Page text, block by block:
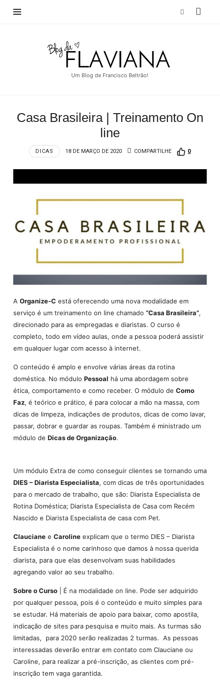
Blog
da
FlavianaUm Blog de Francisco Beltrão!
Casa Brasileira | Treinamento On
line
DICAS 18 DE MARÇO DE 2020 COMPARTILHE 0
A Organize-C está oferecendo uma nova modalidade em
serviço é um treinamento on line chamado “Casa Brasileira”,
direcionado para as empregadas e diaristas. O curso é
completo, todo em vídeo aulas, onde a pessoa poderá assistir
em qualquer lugar com acesso à internet.
O conteúdo é amplo e envolve várias áreas da rotina
doméstica. No módulo Pessoal há uma abordagem sobre
ética, comportamento e como receber. O módulo de Como
Faz, é teórico e prático, é para colocar a mão na massa, com
dicas de limpeza, indicações de produtos, dicas de como lavar,
passar, dobrar e guardar as roupas. Também é ministrado um
módulo de Dicas de Organização.
Um módulo Extra de como conseguir clientes se tornando uma
DIES – Diarista Especialista, com dicas de três oportunidades
para o mercado de trabalho, que são: Diarista Especialista de
Rotina Doméstica; Diarista Especialista de Casa com Recém
Nascido e Diarista Especialista de casa com Pet.
Claucianee Carolineexplicam que o termo DIES – Diarista
Especialista é o nome carinhoso que damos à nossa querida
diarista, para que elas desenvolvam suas habilidades
agregando valor ao seu trabalho.
Sobre o Curso| É na modalidade on line. Pode ser adquirido
por qualquer pessoa, pois é o conteúdo e muito simples para
se estudar. Há materiais de apoio para baixar, como apostila,
indicação de sites para pesquisa e muito mais. As turmas são
limitadas, para 2020 serão realizadas 2 turmas. As pessoas
interessadas deverão entrar em contato com Clauciane ou
Caroline, para realizar a pré-inscrição, as clientes com pré-
inscrição tem vaga garantida.